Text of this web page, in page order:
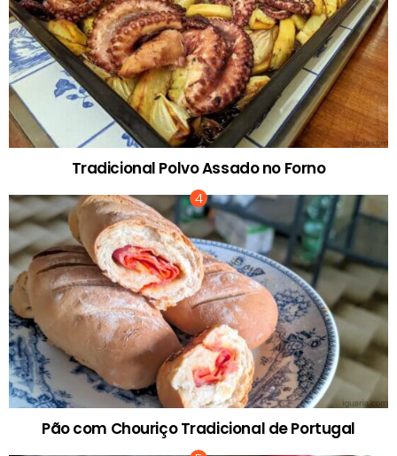
Tradicional Polvo Assado no Forno
Pão com Chouriço Tradicional de Portugal